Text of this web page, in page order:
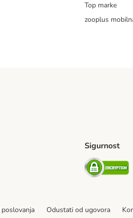
Top marke
zooplus
Sigurnost
Odustati od ugovora